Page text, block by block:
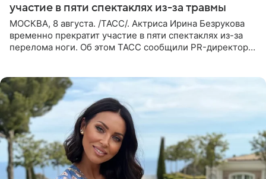
участие в пяти спектаклях из-за травмы
МОСКВА, 8 августа. /ТАСС/. Актриса Ирина Безрукова
временно прекратит участие в пяти спектаклях из-за
перелома ноги. Об этом ТАСС сообщили PR-директор